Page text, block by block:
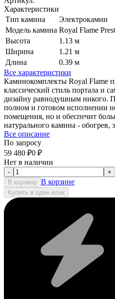
Характеристики
Тип камина
Электрокамин
Модель камина Royal Flame
Высота
1.13 м
Ширина
1.21 м
Длина
0.39 м
Все характеристики
Каминокомплекты Royal Flame
классический стиль портала и
дизайну равнодушным никого.
полном и готовом исполнении
помещения, но и обеспечит
натурального камина - обогрев,
Все описание
По запросу
59 480 ₽0 ₽
Нет в наличии
-
+
В корзину В корзине
Купить в один клик